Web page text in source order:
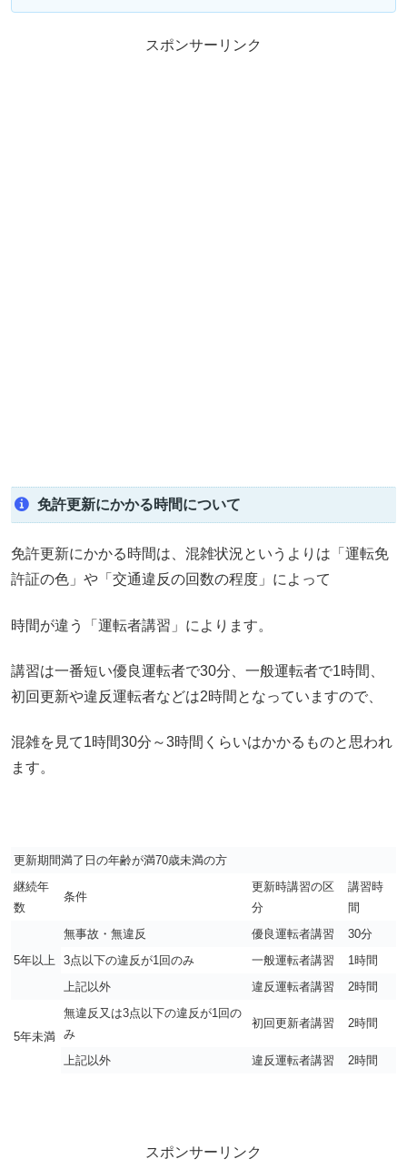
スポンサーリンク
免許更新にかかる時間について
免許更新にかかる時間は、混雑状況というよりは「運転免
許証の色」や「交通違反の回数の程度」によって
時間が違う「運転者講習」によります。
講習は一番短い優良運転者で30分、一般運転者で1時間、
初回更新や違反運転者などは2時間となっていますので、
混雑を見て1時間30分～3時間くらいはかかるものと思われ
ます。
更新期間満了日の年齢が満70歳未満の方
継続年
数
条件
更新時講習の区
分
講習時
間
5年以上
無事故・無違反 優良運転者講習
30分
3点以下の違反が1回のみ
一般運転者講習
1時間
上記以外
違反運転者講習 2時間
5年未満
無違反又は3点以下の違反が1回の
み
初回更新者講習 2時間
上記以外 違反運転者講習 2時間
スポンサーリンク